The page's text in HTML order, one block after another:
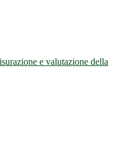
e valutazione della